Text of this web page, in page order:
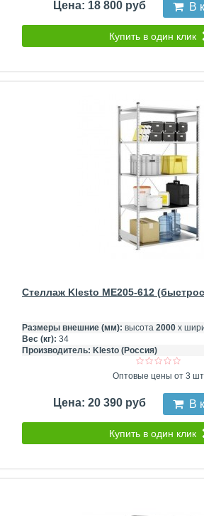
Цена: 18 800 руб В
Купить в один клик
Стеллаж Klesto ME205-612
Размеры внешние (мм): высота 2000 х
Вес (кг): 34
Производитель: Klesto (Россия)
Оптовые цены от 3
Цена: 20 390 руб В
Купить в один клик